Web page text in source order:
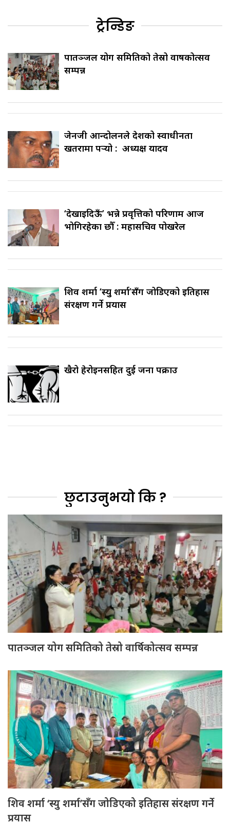
ट्रेन्डिङ
पातञ्जल योग समितिको तेस्रो वार्षिकोत्सव
सम्पन्न
जेनजी आन्दोलनले देशको स्वाधीनता
खतरामा पर्‍यो : अध्यक्ष यादव
‘देखाइदिऊँ’ भन्ने प्रवृत्तिको परिणाम आज
भोगिरहेका छौँ : महासचिव पोखरेल
शिव शर्मा ‘स्यु शर्मा’सँग जोडिएको इतिहास
संरक्षण गर्ने प्रयास
खैरो हेरोइनसहित दुई जना पक्राउ
छुटाउनुभयो कि ?
पातञ्जल योग समितिको तेस्रो वार्षिकोत्सव सम्पन्न
शिव शर्मा ‘स्यु शर्मा’सँग जोडिएको इतिहास संरक्षण गर्ने
प्रयास